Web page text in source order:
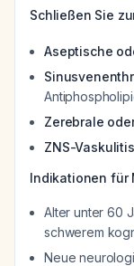
Schließen Sie
Aseptische
Zerebrale
ZNS-Vaskulitis
Indikationen für
Alter unter 60
schwerem
Neue